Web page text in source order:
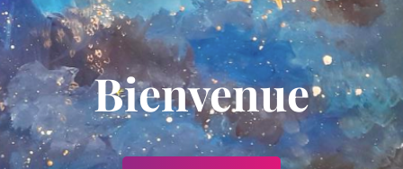
Bienvenue